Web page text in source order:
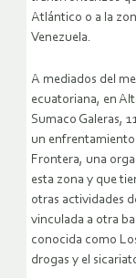
Atlántico o a la
Venezuela.
A mediados del
ecuatoriana, en
Sumaco Galeras,
un
Frontera, una
esta zona y que
otras actividades
vinculada a otra
conocida como
drogas y el